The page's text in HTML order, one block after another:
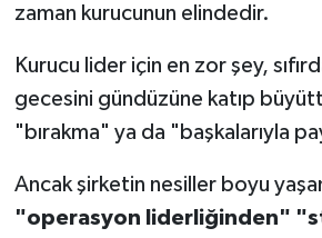
zaman kurucunun elindedir.
Kurucu lider için en zor şey,
gecesini gündüzüne katıp
"bırakma" ya da "başkalarıyla
Ancak şirketin nesiller boyu
"operasyon liderliğinden"